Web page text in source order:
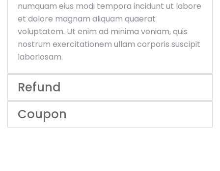
numquam eius modi tempora incidunt ut labore
et dolore magnam aliquam quaerat
voluptatem. Ut enim ad minima veniam, quis
nostrum exercitationem ullam corporis suscipit
laboriosam.
Refund
Coupon